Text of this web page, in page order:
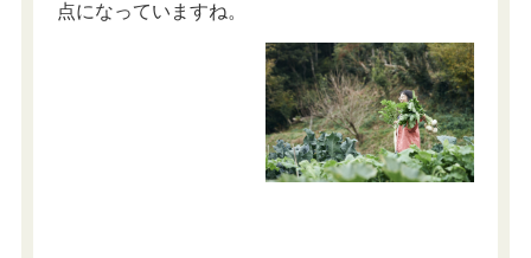
点になっていますね。